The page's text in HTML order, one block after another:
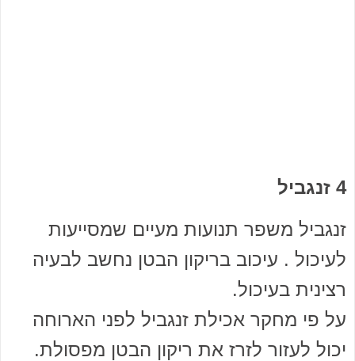
4 זנגביל
זנגביל משפר תנועות מעיים שמסייעות
לעיכול . עיכוב בריקון הבטן נחשב לבעיה
רצינית בעיכול.
על פי מחקר אכילת זנגביל לפני הארוחה
יכול לעזור לזרז את ריקון הבטן מפסולת.